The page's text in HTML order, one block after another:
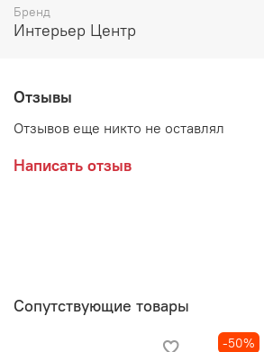
Цвет и материалы:
ЛДСП Белый
Производитель:
Бренд
Интерьер Центр
Отзывы
Отзывов еще никто не оставлял
Написать отзыв
Сопутствующие товары
-50%